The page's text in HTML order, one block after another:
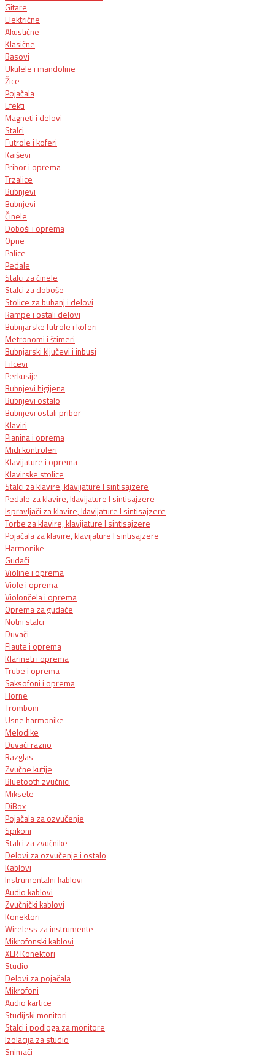
Gitare
Električne
Akustične
Klasične
Basovi
Ukulele i mandoline
Žice
Pojačala
Efekti
Magneti i delovi
Stalci
Futrole i koferi
Kaiševi
Pribor i oprema
Trzalice
Bubnjevi
Bubnjevi
Činele
Doboši i oprema
Opne
Palice
Pedale
Stalci za činele
Stalci za doboše
Stolice za bubanj i delovi
Rampe i ostali delovi
Bubnjarske futrole i koferi
Metronomi i štimeri
Bubnjarski ključevi i inbusi
Filcevi
Perkusije
Bubnjevi higijena
Bubnjevi ostalo
Bubnjevi ostali pribor
Klaviri
Pianina i oprema
Midi kontroleri
Klavijature i oprema
Klavirske stolice
Stalci za klavire, klavijature I sintisajzere
Pedale za klavire, klavijature I sintisajzere
Ispravljači za klavire, klavijature I sintisajzere
Torbe za klavire, klavijature I sintisajzere
Pojačala za klavire, klavijature I sintisajzere
Harmonike
Gudači
Violine i oprema
Viole i oprema
Violončela i oprema
Oprema za gudače
Notni stalci
Duvači
Flaute i oprema
Klarineti i oprema
Trube i oprema
Saksofoni i oprema
Horne
Tromboni
Usne harmonike
Melodike
Duvači razno
Razglas
Zvučne kutije
Bluetooth zvučnici
Miksete
DiBox
Pojačala za ozvučenje
Spikoni
Stalci za zvučnike
Delovi za ozvučenje i ostalo
Kablovi
Instrumentalni kablovi
Audio kablovi
Zvučnički kablovi
Konektori
Wireless za instrumente
Mikrofonski kablovi
XLR Konektori
Studio
Delovi za pojačala
Mikrofoni
Audio kartice
Studijski monitori
Stalci i podloga za monitore
Izolacija za studio
Snimači